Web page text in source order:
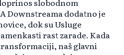
slobodnom
Downstreama dodatno je
dok su Usluge
rast zarade. Kada
naš glavni